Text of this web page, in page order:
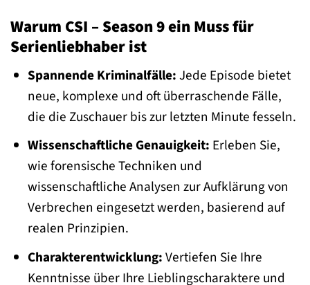
Warum CSI – Season 9 ein Muss für
Serienliebhaber ist
Spannende Kriminalfälle:Jede Episode bietet
neue, komplexe und oft überraschende Fälle,
die die Zuschauer bis zur letzten Minute fesseln.
Wissenschaftliche Genauigkeit: Erleben Sie,
wie forensische Techniken und
wissenschaftliche Analysen zur Aufklärung von
Verbrechen eingesetzt werden, basierend auf
realen Prinzipien.
Charakterentwicklung:Vertiefen Sie Ihre
Kenntnisse über Ihre Lieblingscharaktere und